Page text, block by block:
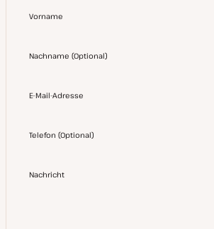
Vorname
Nachname (Optional)
E-Mail-Adresse
Telefon (Optional)
Nachricht